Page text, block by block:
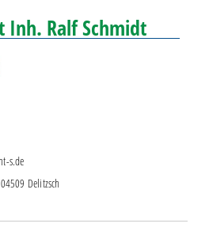
Inh. Ralf Schmidt
s.de
Delitzsch